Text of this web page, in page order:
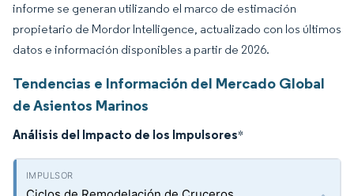
informe se generan utilizando el marco de estimación
propietario de Mordor Intelligence, actualizado con los últimos
datos e información disponibles a partir de 2026.
Tendencias e Información del Mercado Global
de Asientos Marinos
Análisis del Impacto de los Impulsores*